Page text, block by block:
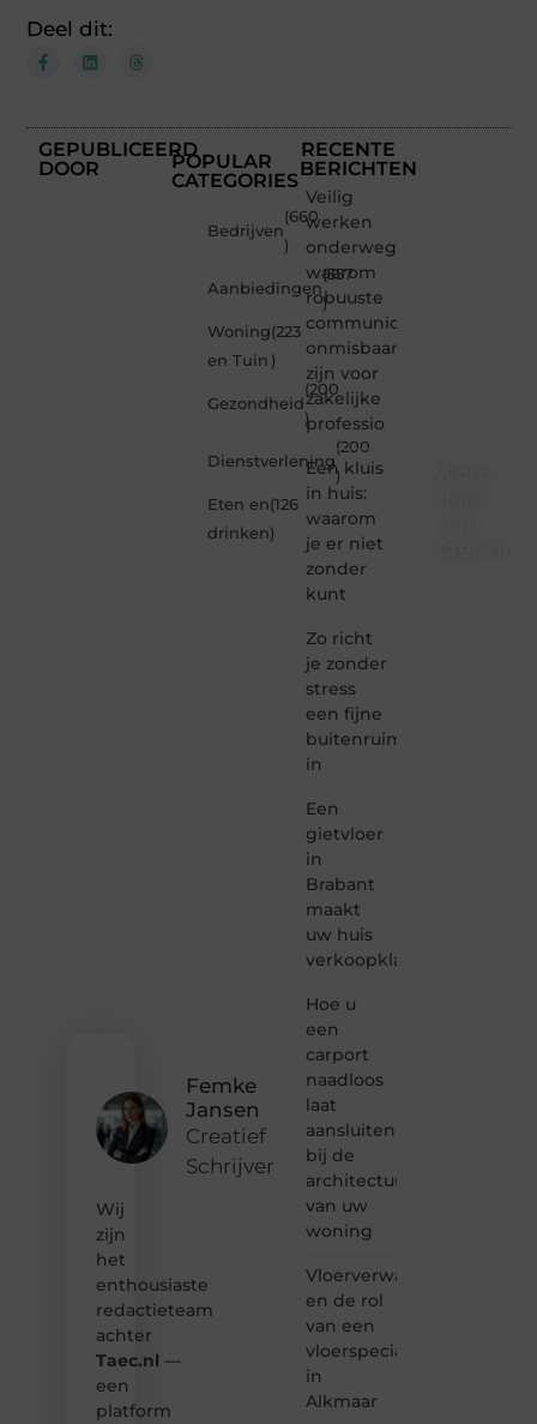
Deel dit:
GEPUBLICEERD
DOOR
Femke
Jansen
Creatief
Schrijver
Wij
zijn
het
enthousiaste
redactieteam
achter
Taec.nl —
een
platform
POPULAR
CATEGORIES
Bedrijven
(660
)
Aanbiedingen
(357
)
Woning
en Tuin
(223
)
Gezondheid
(200
)
Dienstverlening
(200
)
Eten en
drinken
(126
)
RECENTE
BERICHTEN
Veilig
werken
onderweg:
waarom
robuuste
communicatiemiddelen
onmisbaar
zijn voor
zakelijke
professio
Een kluis
in huis:
waarom
je er niet
zonder
kunt
Zo richt
je zonder
stress
een fijne
buitenruimte
in
Een
gietvloer
in
Brabant
maakt
uw huis
verkoopklaar
Hoe u
een
carport
naadloos
laat
aansluiten
bij de
architectuur
van uw
woning
Vloerverwarming
en de rol
van een
vloerspecialist
in
Alkmaar